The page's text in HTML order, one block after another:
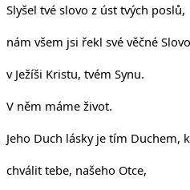
Slyšel tvé slovo z úst tvých poslů,
nám všem jsi řekl své věčné
v Ježíši Kristu, tvém Synu.
V něm máme život.
Jeho Duch lásky je tím Duchem,
chválit tebe, našeho Otce,